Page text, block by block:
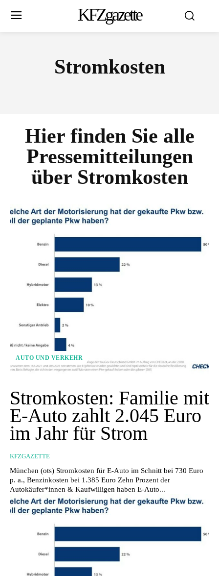
KFZgazette
Stromkosten
Hier finden Sie alle
Pressemitteilungen
über Stromkosten
AUTO UND VERKEHR
Stromkosten: Familie mit
E-Auto zahlt 2.045 Euro
im Jahr für Strom
KFZGAZETTE
München (ots) Stromkosten für E-Auto im Schnitt bei 730 Euro
p. a., Benzinkosten bei 1.385 Euro Zehn Prozent der
Autokäufer*innen & Kaufwilligen haben E-Auto...